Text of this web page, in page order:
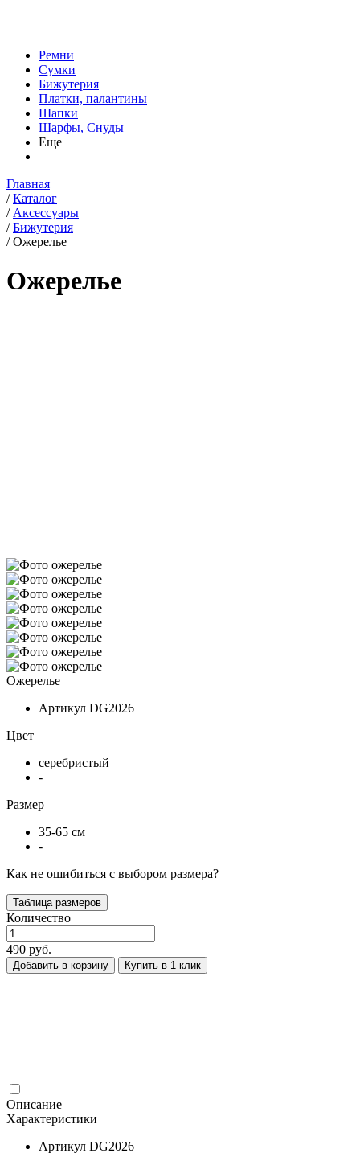
Ремни
Сумки
Бижутерия
Платки, палантины
Шапки
Шарфы, Снуды
Еще
Главная
/ Каталог
/ Аксессуары
/ Бижутерия
/ Ожерелье
Ожерелье
Ожерелье
Артикул DG2026
Цвет
серебристый
-
Размер
35-65 см
-
Как не ошибиться с выбором размера?
Таблица размеров
Количество
490 руб.
Добавить в корзину Купить в 1 клик
Описание
Характеристики
Артикул DG2026